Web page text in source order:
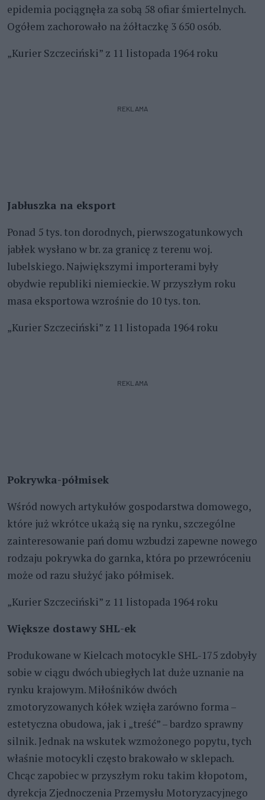
epidemia pociągnęła za sobą 58 ofiar śmiertelnych.
Ogółem zachorowało na żółtaczkę 3 650 osób.
„Kurier Szczeciński” z 11 listopada 1964 roku
REKLAMA
Jabłuszka na eksport
Ponad 5 tys. ton dorodnych, pierwszogatunkowych
jabłek wysłano w br. za granicę z terenu woj.
lubelskiego. Największymi importerami były
obydwie republiki niemieckie. W przyszłym roku
masa eksportowa wzrośnie do 10 tys. ton.
„Kurier Szczeciński” z 11 listopada 1964 roku
REKLAMA
Pokrywka-półmisek
Wśród nowych artykułów gospodarstwa domowego,
które już wkrótce ukażą się na rynku, szczególne
zainteresowanie pań domu wzbudzi zapewne nowego
rodzaju pokrywka do garnka, która po przewróceniu
może od razu służyć jako półmisek.
„Kurier Szczeciński” z 11 listopada 1964 roku
Większe dostawy SHL-ek
Produkowane w Kielcach motocykle SHL-175 zdobyły
sobie w ciągu dwóch ubiegłych lat duże uznanie na
rynku krajowym. Miłośników dwóch
zmotoryzowanych kółek wzięła zarówno forma –
estetyczna obudowa, jak i „treść” – bardzo sprawny
silnik. Jednak na wskutek wzmożonego popytu, tych
właśnie motocykli często brakowało w sklepach.
Chcąc zapobiec w przyszłym roku takim kłopotom,
dyrekcja Zjednoczenia Przemysłu Motoryzacyjnego